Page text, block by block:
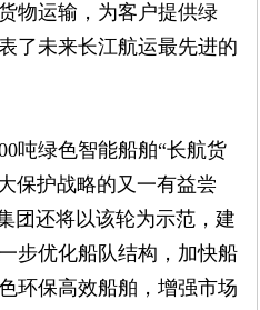
物运输，为客户提供绿
了未来长江航运最先进的
吨绿色智能船舶“长航货
保护战略的又一有益尝
团还将以该轮为示范，建
步优化船队结构，加快船
环保高效船舶，增强市场